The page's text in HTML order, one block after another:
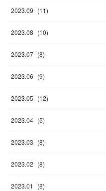
2023.09 (11)
2023.08 (10)
2023.07 (8)
2023.06 (9)
2023.05 (12)
2023.04 (5)
2023.03 (8)
2023.02 (8)
2023.01 (8)